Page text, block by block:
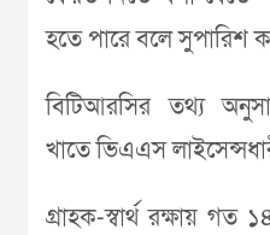
হতে পারে বলে সুপারিশ
বিটিআরসির তথ্য
খাতে ভিএএস
গ্রাহক-স্বার্থ রক্ষায় গত